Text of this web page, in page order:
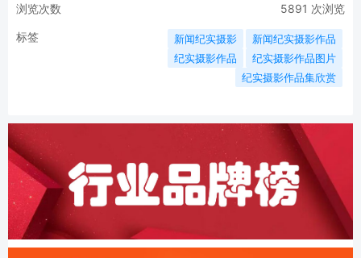
浏览次数 5891 次浏览
标签 新闻纪实摄影
新闻纪实摄影作品
纪实摄影作品
纪实摄影作品图片
纪实摄影作品集欣赏